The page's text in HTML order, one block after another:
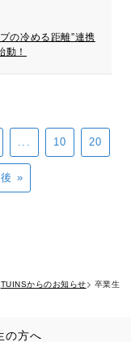
の冷める距離”連携
動！
... 10 20
»
TUINSからのお知らせ 卒業生
の方へ